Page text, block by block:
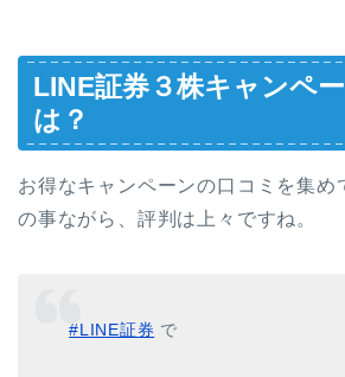
LINE証券３株キャンペ
は？
お得なキャンペーンの口コミを集め
の事ながら、評判は上々ですね。
#LINE証券 で